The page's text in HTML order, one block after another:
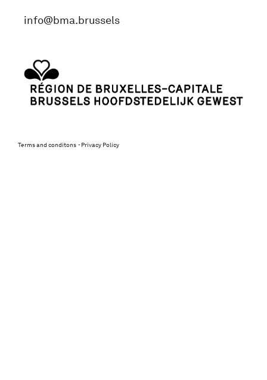
info@bma.brussels
Terms and conditons Privacy Policy